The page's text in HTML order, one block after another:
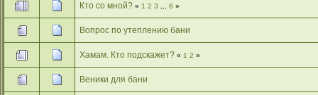
Кто со мной? « 1 2 3 6 »
Вопрос по утеплению бани
Хамам. Кто подскажет? « 1 2 »
Веники для бани